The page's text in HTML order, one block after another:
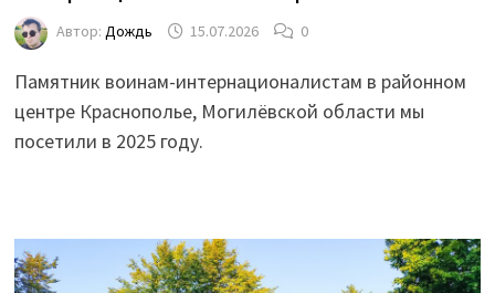
Автор: Дождь 15.07.2026 0
Памятник воинам-интернационалистам в районном
центре Краснополье, Могилёвской области мы
посетили в 2025 году.